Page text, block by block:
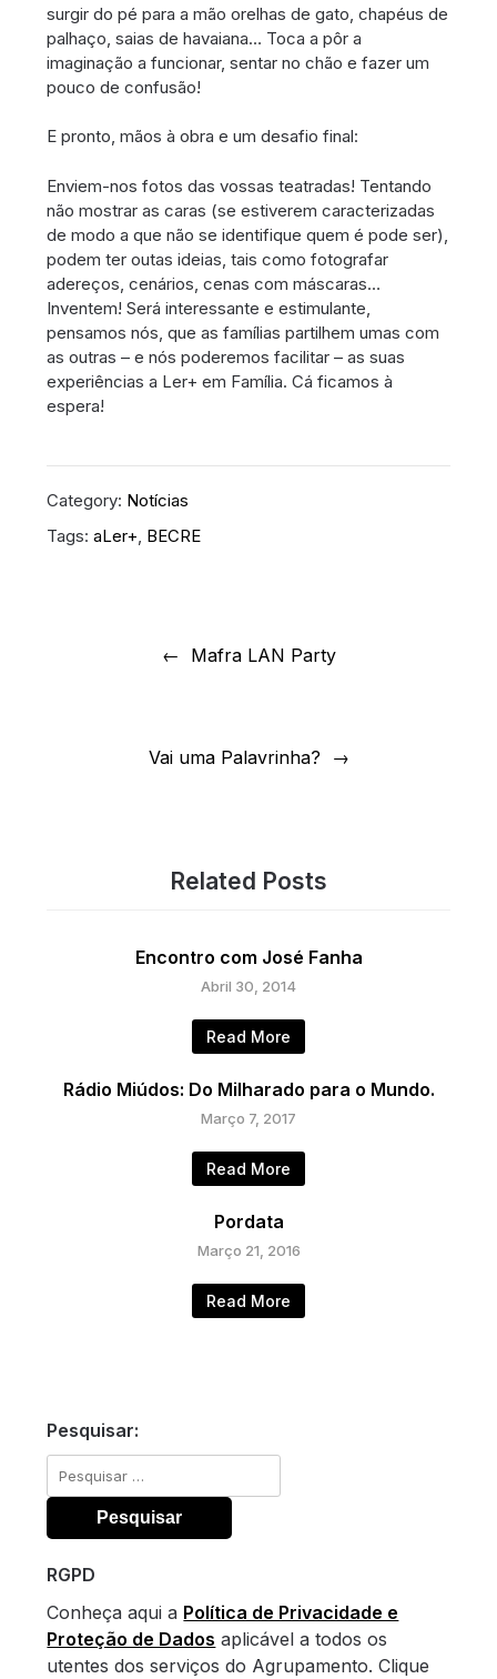
surgir do pé para a mão orelhas de gato, chapéus de
palhaço, saias de havaiana… Toca a pôr a
imaginação a funcionar, sentar no chão e fazer um
pouco de confusão!
E pronto, mãos à obra e um desafio final:
Enviem-nos fotos das vossas teatradas! Tentando
não mostrar as caras (se estiverem caracterizadas
de modo a que não se identifique quem é pode ser),
podem ter outas ideias, tais como fotografar
adereços, cenários, cenas com máscaras…
Inventem! Será interessante e estimulante,
pensamos nós, que as famílias partilhem umas com
as outras – e nós poderemos facilitar – as suas
experiências a Ler+ em Família. Cá ficamos à
espera!
Category: Notícias
Tags:aLer+, BECRE
Mafra LAN Party
Vai uma Palavrinha?
Related Posts
Encontro com José Fanha
Abril 30, 2014
Read More
Rádio Miúdos: Do Milharado para o Mundo.
Março 7, 2017
Read More
Pordata
Março 21, 2016
Read More
Pesquisar:
Pesquisar
por:
RGPD
Conheça aqui a Política de Privacidade e
Proteção de Dados aplicável a todos os
utentes dos serviços do Agrupamento. Clique